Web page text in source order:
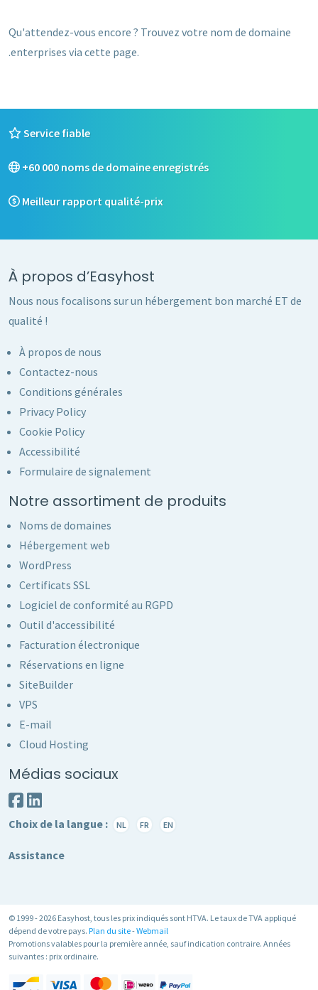
Qu'attendez-vous encore ? Trouvez votre nom de domaine
.enterprises via cette page.
Service fiable
+60 000 noms de domaine enregistrés
Meilleur rapport qualité-prix
À propos d’Easyhost
Nous nous focalisons sur un hébergement bon marché ET de
qualité !
À propos de nous
Contactez-nous
Conditions générales
Privacy Policy
Cookie Policy
Accessibilité
Formulaire de signalement
Notre assortiment de produits
Noms de domaines
Hébergement web
WordPress
Certificats SSL
Logiciel de conformité au RGPD
Outil d'accessibilité
Facturation électronique
Réservations en ligne
SiteBuilder
VPS
E-mail
Cloud Hosting
Médias sociaux
Choix de la langue : NL FR EN
Assistance
© 1999 - 2026 Easyhost, tous les prix indiqués sont HTVA. Le taux de TVA appliqué
dépend de votre pays. Plan du site-Webmail
Promotions valables pour la première année, sauf indication contraire. Années
suivantes : prix ordinaire.